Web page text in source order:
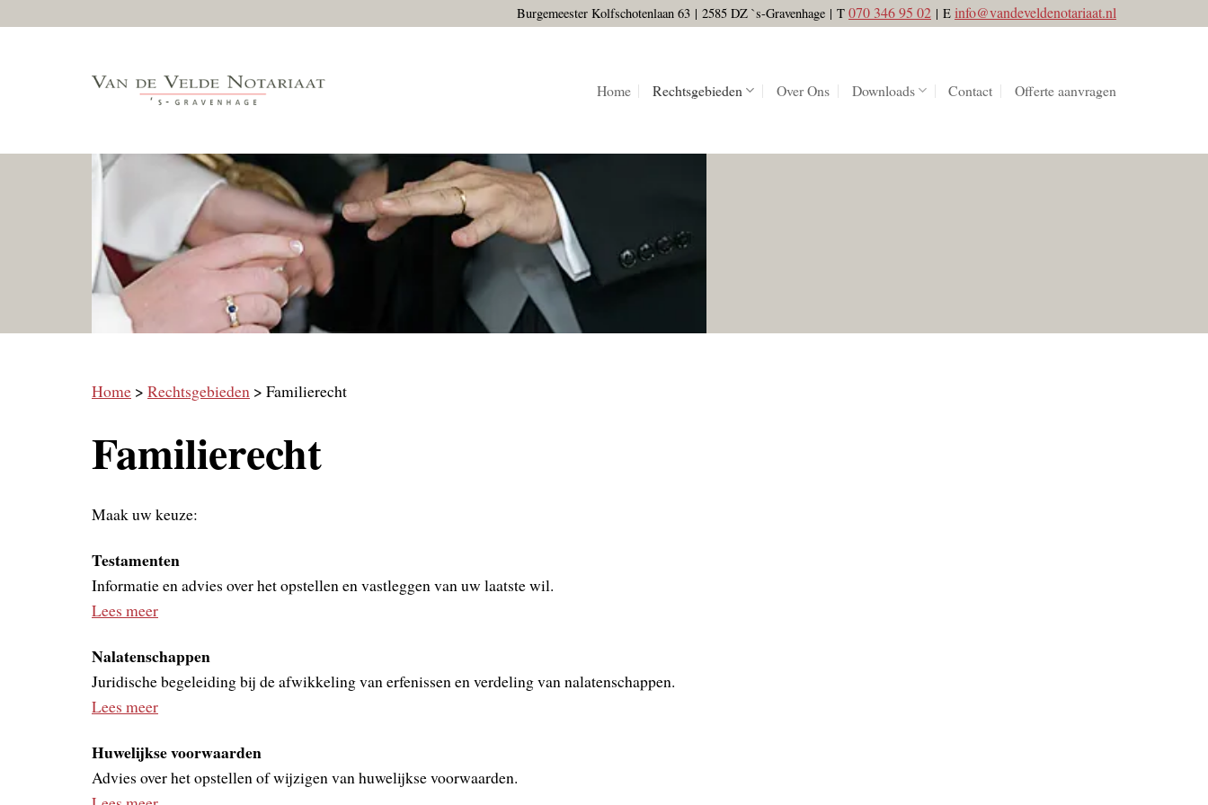
Burgemeester Kolfschotenlaan 63 | 2585 DZ `s-Gravenhage | T 070 346 95 02 | E info@vandeveldenotariaat.nl
Home Rechtsgebieden Over Ons Downloads Contact Offerte aanvragen
Home > Rechtsgebieden > Familierecht
Familierecht
Maak uw keuze:
Testamenten
Informatie en advies over het opstellen en vastleggen van uw laatste wil.
Lees meer
Nalatenschappen
Juridische begeleiding bij de afwikkeling van erfenissen en verdeling van nalatenschappen.
Lees meer
Huwelijkse voorwaarden
Advies over het opstellen of wijzigen van huwelijkse voorwaarden.